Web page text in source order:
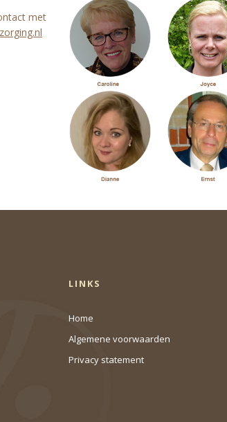
met
LINKS
Home
Algemene voorwaarden
Privacy statement